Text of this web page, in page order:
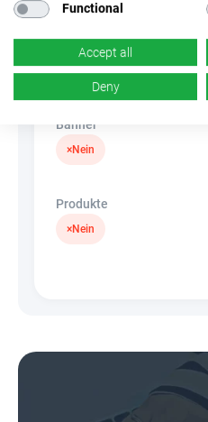
k.A.
Banner
×Nein
Produkte
×Nein
Functional
Accept all
Deny